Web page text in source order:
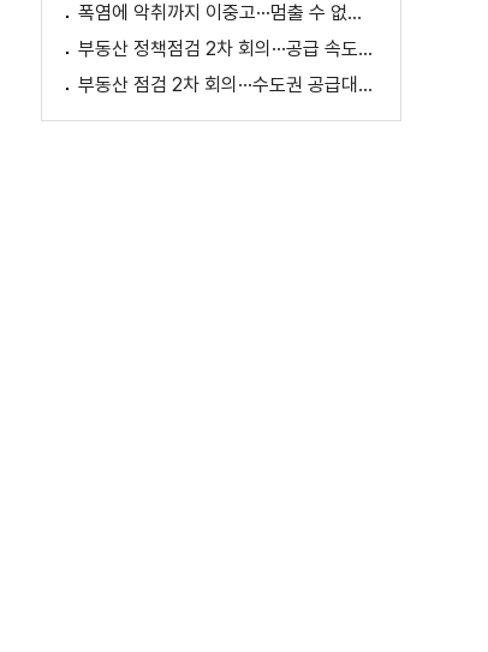
폭염에 악취까지 이중고···멈출 수 없는 필수노동
부동산 정책점검 2차 회의···공급 속도전 본격화하나
부동산 점검 2차 회의···수도권 공급대책 논의